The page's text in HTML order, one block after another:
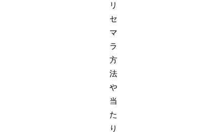
リ
セ
マ
ラ
方
法
や
当
た
り